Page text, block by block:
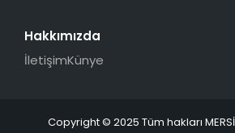
Hakkımızda
İletişimKünye
Copyright © 2025 Tüm hakları